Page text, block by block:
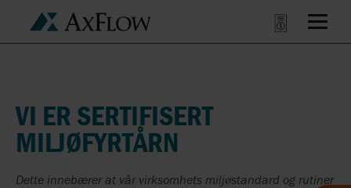
VI ER SERTIFISERT
MILJØFYRTÅRN
Dette innebærer at vår virksomhets miljøstandard og rutiner